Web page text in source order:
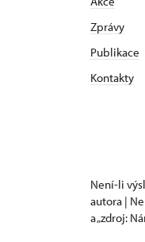
Zprávy
Publikace
Kontakty
Není-li
autora |
a „zdroj: